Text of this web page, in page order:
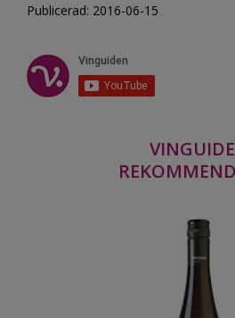
Publicerad: 2016-06-15